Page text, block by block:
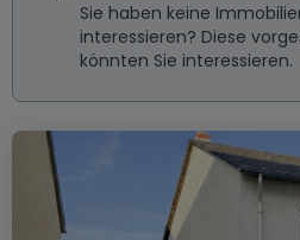
Sie haben keine
interessieren? Diese
könnten Sie interessieren.